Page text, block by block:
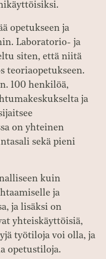
opetukseen ja
Laboratorio- ja
siten, että niitä
teoriaopetukseen.
100 henkilöä,
ja
on yhteinen
sekä pieni
kuin
ja
ja lisäksi on
yhteiskäyttöisiä,
työtiloja voi olla, ja
opetustiloja.